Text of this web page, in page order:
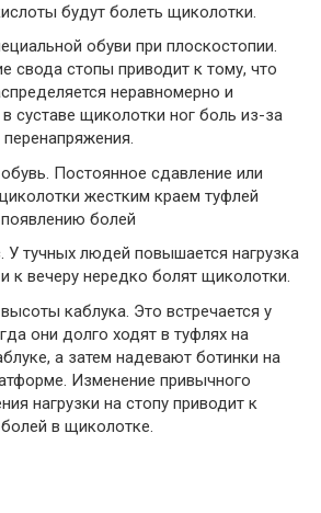
будут болеть щиколотки.
обуви при плоскостопии.
свода стопы приводит к тому, что
неравномерно и
в суставе щиколотки ног боль из-за
Постоянное сдавление или
жестким краем туфлей
болей
У тучных людей повышается нагрузка
к вечеру нередко болят щиколотки.
каблука. Это встречается у
они долго ходят в туфлях на
а затем надевают ботинки на
Изменение привычного
нагрузки на стопу приводит к
в щиколотке.